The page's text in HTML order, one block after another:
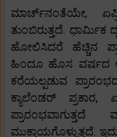
ಮಾರ್ಚ್‌ನಂತೆಯೇ,
ತುಂಬಿರುತ್ತದೆ.
ಹೋಲಿಸಿದರೆ ಹೆಚ್ಚಿನ
ಹಿಂದೂ ಹೊಸ ವರ್ಷದ
ಕರೆಯಲ್ಪಡುವ
ಕ್ಯಾಲೆಂಡರ್
ಮುಕ್ತಾಯಗೊಳ್ಳುತ್ತದೆ.